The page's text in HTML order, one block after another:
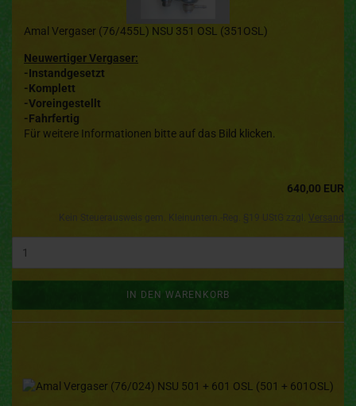
Amal Vergaser (76/455L) NSU 351 OSL (351OSL)
Neuwertiger Vergaser:
-Instandgesetzt
-Komplett
-Voreingestellt
-Fahrfertig
Für weitere Informationen bitte auf das Bild klicken.
640,00 EUR
IN DEN WARENKORB